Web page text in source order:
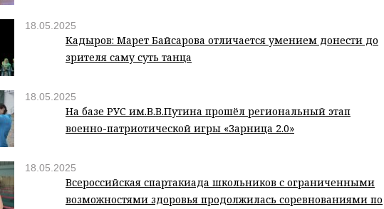
18.05.2025
Кадыров: Марет Байсарова отличается умением донести до
зрителя саму суть танца
18.05.2025
На базе РУС им.В.В.Путина прошёл региональный этап
военно-патриотической игры «Зарница 2.0»
18.05.2025
Всероссийская спартакиада школьников с ограниченными
возможностями здоровья продолжилась соревнованиями по